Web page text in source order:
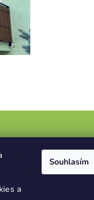
a
Souhlasím
online